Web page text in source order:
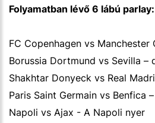
Folyamatban lévő 6 lábú parlay:
FC Copenhagen vs Manchester
Borussia Dortmund vs Sevilla –
Shakhtar Donyeck vs Real
Paris Saint Germain vs Benfica
Napoli vs Ajax - A Napoli nyer